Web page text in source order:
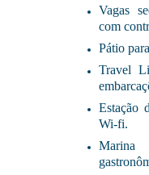
Vagas
com
Pátio
Travel
Estação
Wi-fi.